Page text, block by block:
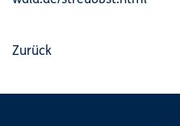
Zurück